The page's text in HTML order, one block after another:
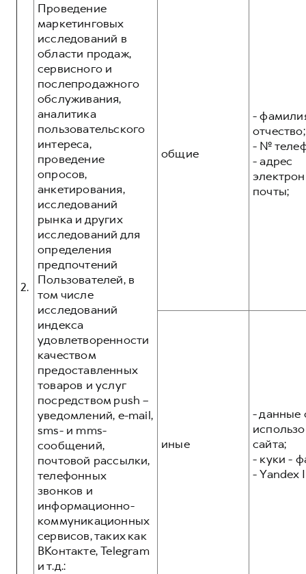
2.
Проведение
маркетинговых
исследований в
области продаж,
сервисного и
послепродажного
обслуживания,
аналитика
пользовательского
интереса,
проведение
опросов,
анкетирования,
исследований
рынка и других
исследований для
определения
предпочтений
Пользователей, в
том числе
исследований
индекса
удовлетворенности
качеством
предоставленных
товаров и услуг
посредством push –
уведомлений, e-mail,
sms- и mms-
сообщений,
почтовой рассылки,
телефонных
звонков и
информационно-
коммуникационных
сервисов, таких как
ВКонтакте, Telegram
и т.д.:
общие
-
отчество;
- №
- адрес
почты;
иные
- данные
сайта;
- куки -
- Yandex